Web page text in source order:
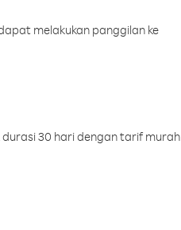
melakukan panggilan ke
durasi 30 hari dengan tarif murah